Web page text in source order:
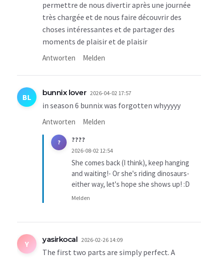
permettre de nous divertir après une journée
très chargée et de nous faire découvrir des
choses intéressantes et de partager des
moments de plaisir et de plaisir
Antworten Melden
BL bunnix lover 2026-04-02 17:57
in season 6 bunnix was forgotten whyyyyy
Antworten Melden
? ????
2026-08-02 12:54
She comes back (I think), keep hanging
and waiting!- Or she's riding dinosaurs-
either way, let's hope she shows up! :D
Melden
Y yasirkocal 2026-02-26 14:09
The first two parts are simply perfect. A